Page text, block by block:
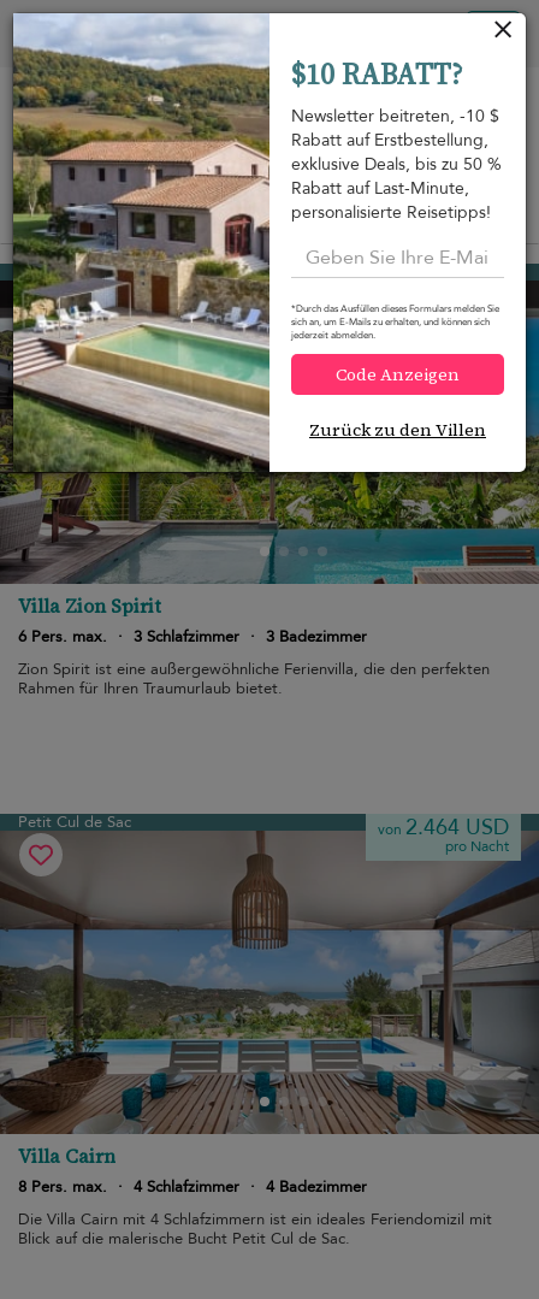
Auf der Karte anzeigen
Petit Cul de Sac von862 USD
Villa Zion Spirit
6 Pers. max. · 3 Schlafzimmer · 3 Badezimmer
Zion Spirit ist eine außergewöhnliche Ferienvilla, die den perfekten
Rahmen für Ihren Traumurlaub bietet.
Petit Cul de Sac von 2.464 USD
pro Nacht
Villa Cairn
8 Pers. max. · 4 Schlafzimmer · 4 Badezimmer
Die Villa Cairn mit 4 Schlafzimmern ist ein ideales Feriendomizil mit
Blick auf die malerische Bucht Petit Cul de Sac.
$10 RABATT?
Newsletter beitreten, -10 $
Rabatt auf Erstbestellung,
exklusive Deals, bis zu 50 %
Rabatt auf Last-Minute,
personalisierte Reisetipps!
*Durch das Ausfüllen dieses Formulars melden Sie
sich an, um E-Mails zu erhalten, und können sich
jederzeit abmelden.
Code Anzeigen
Zurück zu den Villen
Cookie-Einstellungen